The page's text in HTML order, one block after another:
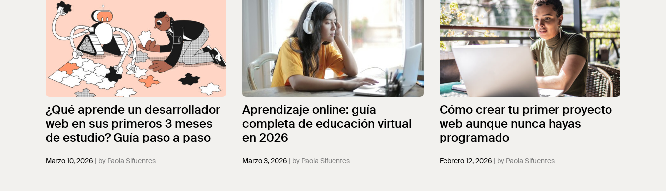
¿Qué aprende un desarrollador
web en sus primeros 3 meses
de estudio? Guía paso a paso
Marzo 10, 2026 Paola Sifuentes
Aprendizaje online: guía
completa de educación virtual
en 2026
Marzo 3, 2026 Paola Sifuentes
Cómo crear tu primer proyecto
web aunque nunca hayas
programado
Febrero 12, 2026 Paola Sifuentes